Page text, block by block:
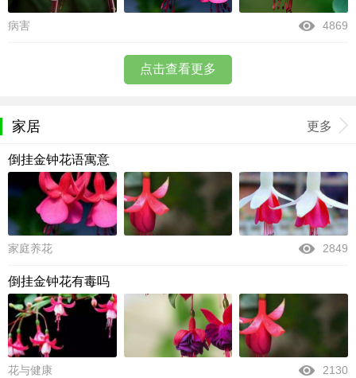
病害 4869
点击查看更多
家居 更多
倒挂金钟花语寓意
家庭养花 2849
倒挂金钟花有毒吗
花与健康 2130